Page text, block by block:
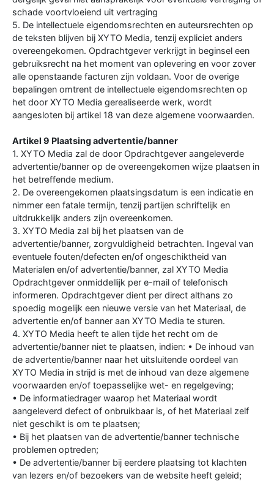
schade voortvloeiend uit vertraging
5. De intellectuele eigendomsrechten en auteursrechten op
de teksten blijven bij XYTO Media, tenzij expliciet anders
overeengekomen. Opdrachtgever verkrijgt in beginsel een
gebruiksrecht na het moment van oplevering en voor zover
alle openstaande facturen zijn voldaan. Voor de overige
bepalingen omtrent de intellectuele eigendomsrechten op
het door XYTO Media gerealiseerde werk, wordt
aangesloten bij artikel 18 van deze algemene voorwaarden.
Artikel 9 Plaatsing advertentie/banner
1. XYTO Media zal de door Opdrachtgever aangeleverde
advertentie/banner op de overeengekomen wijze plaatsen in
het betreffende medium.
2. De overeengekomen plaatsingsdatum is een indicatie en
nimmer een fatale termijn, tenzij partijen schriftelijk en
uitdrukkelijk anders zijn overeenkomen.
3. XYTO Media zal bij het plaatsen van de
advertentie/banner, zorgvuldigheid betrachten. Ingeval van
eventuele fouten/defecten en/of ongeschiktheid van
Materialen en/of advertentie/banner, zal XYTO Media
Opdrachtgever onmiddellijk per e-mail of telefonisch
informeren. Opdrachtgever dient per direct althans zo
spoedig mogelijk een nieuwe versie van het Materiaal, de
advertentie en/of banner aan XYTO Media te sturen.
4. XYTO Media heeft te allen tijde het recht om de
advertentie/banner niet te plaatsen, indien: • De inhoud van
de advertentie/banner naar het uitsluitende oordeel van
XYTO Media in strijd is met de inhoud van deze algemene
voorwaarden en/of toepasselijke wet- en regelgeving;
• De informatiedrager waarop het Materiaal wordt
aangeleverd defect of onbruikbaar is, of het Materiaal zelf
niet geschikt is om te plaatsen;
• Bij het plaatsen van de advertentie/banner technische
problemen optreden;
• De advertentie/banner bij eerdere plaatsing tot klachten
van lezers en/of bezoekers van de website heeft geleid;